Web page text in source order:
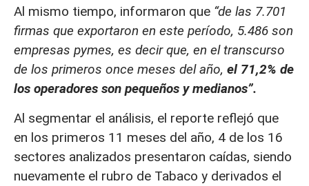
Al mismo tiempo, informaron que “de las 7.701
firmas que exportaron en este período, 5.486 son
empresas pymes, es decir que, en el transcurso
de los primeros once meses del año, el 71,2% de
los operadores son pequeños y medianos”.
Al segmentar el análisis, el reporte reflejó que
en los primeros 11 meses del año, 4 de los 16
sectores analizados presentaron caídas, siendo
nuevamente el rubro de Tabaco y derivados el